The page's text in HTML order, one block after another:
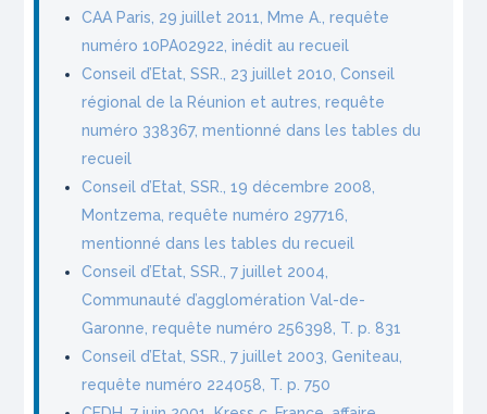
CAA Paris, 29 juillet 2011, Mme A., requête
numéro 10PA02922, inédit au recueil
Conseil d’Etat, SSR., 23 juillet 2010, Conseil
régional de la Réunion et autres, requête
numéro 338367, mentionné dans les tables du
recueil
Conseil d’Etat, SSR., 19 décembre 2008,
Montzema, requête numéro 297716,
mentionné dans les tables du recueil
Conseil d’Etat, SSR., 7 juillet 2004,
Communauté d’agglomération Val-de-
Garonne, requête numéro 256398, T. p. 831
Conseil d’Etat, SSR., 7 juillet 2003, Geniteau,
requête numéro 224058, T. p. 750